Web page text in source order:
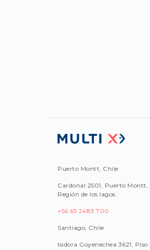
Puerto Montt, Chile
Cardonal 2501, Puerto Montt,
Región de los lagos.
+56 65 2483 700
Santiago, Chile
Isidora Goyenechea 3621, Piso